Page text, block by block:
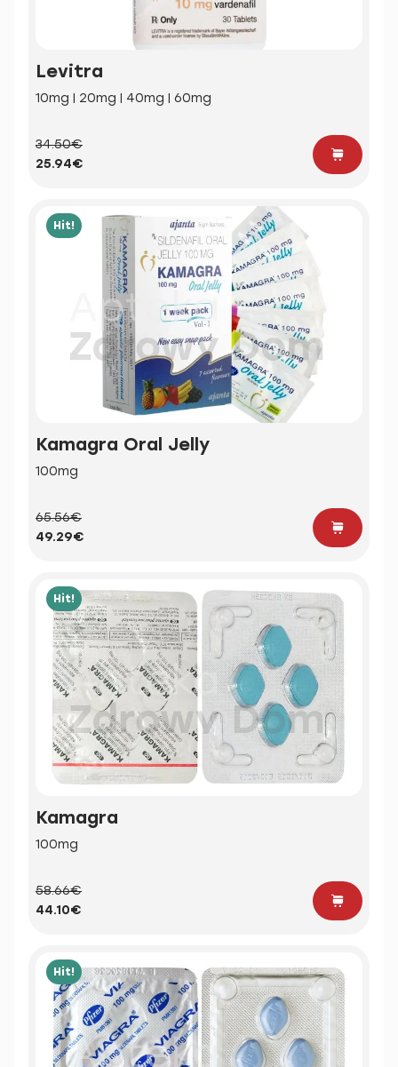
Levitra
10mg | 20mg | 40mg | 60mg
34.50€
25.94€
Hit!
Kamagra Oral Jelly
100mg
65.56€
49.29€
Hit!
Kamagra
100mg
58.66€
44.10€
Hit!